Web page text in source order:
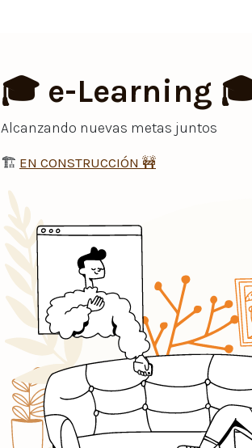
🎓 e-Learning
Alcanzando nuevas metas juntos
🏗️ EN CONSTRUCCIÓN 🚧